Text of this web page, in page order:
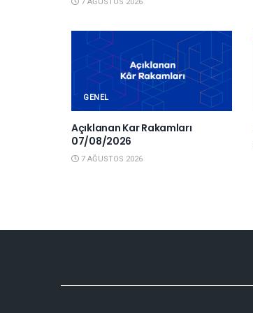
7 AĞUSTOS 2026
GENEL
Açıklanan Kar Rakamları
07/08/2026
7 AĞUSTOS 2026